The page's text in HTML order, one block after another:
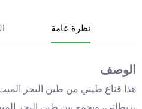
نظرة عامة
الوصف
هذا قناع طيني من طين البحر